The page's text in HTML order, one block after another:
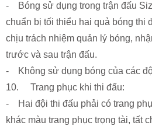
- Bóng sử dụng trong trận đấu
chuẩn bị tối thiểu hai quả bóng thi
chịu trách nhiệm quản lý bóng,
trước và sau trận đấu.
- Không sử dụng bóng của các
10. Trang phục khi thi đấu:
- Hai đội thi đấu phải có trang
khác màu trang phục trọng tài, tất